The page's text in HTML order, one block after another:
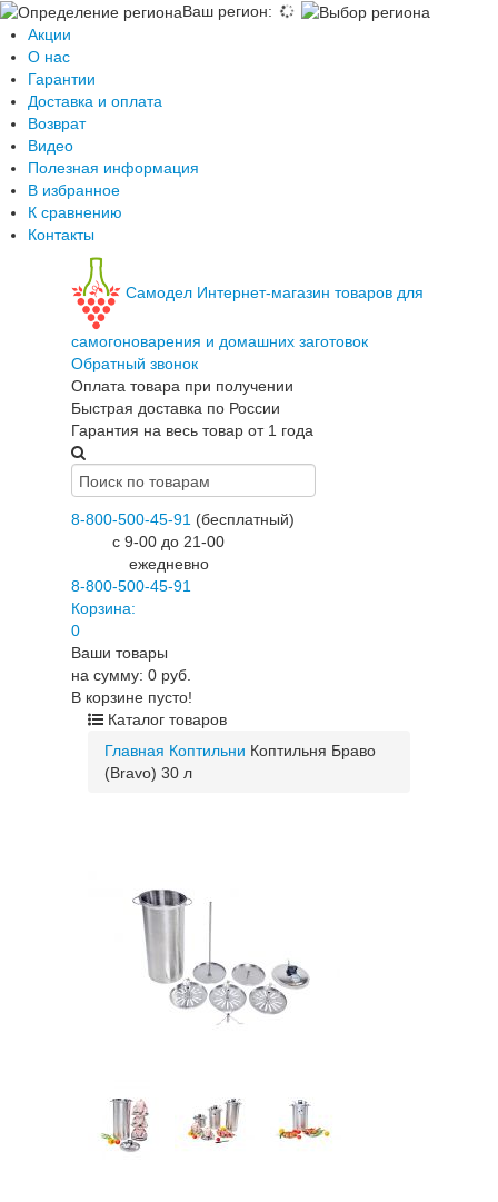
Ваш регион:
Акции
О нас
Гарантии
Доставка и оплата
Возврат
Видео
Полезная информация
В избранное
К сравнению
Контакты
Самодел Интернет-магазин товаров для
самогоноварения и домашних заготовок
Обратный звонок
Оплата товара при получении
Быстрая доставка по России
Гарантия на весь товар от 1 года
8-800-500-45-91 (бесплатный)
c 9-00 до 21-00
ежедневно
8-800-500-45-91
Корзина:
0
Ваши товары
на сумму: 0 руб.
В корзине пусто!
Каталог товаров
Главная Коптильни Коптильня Браво
(Bravo) 30 л